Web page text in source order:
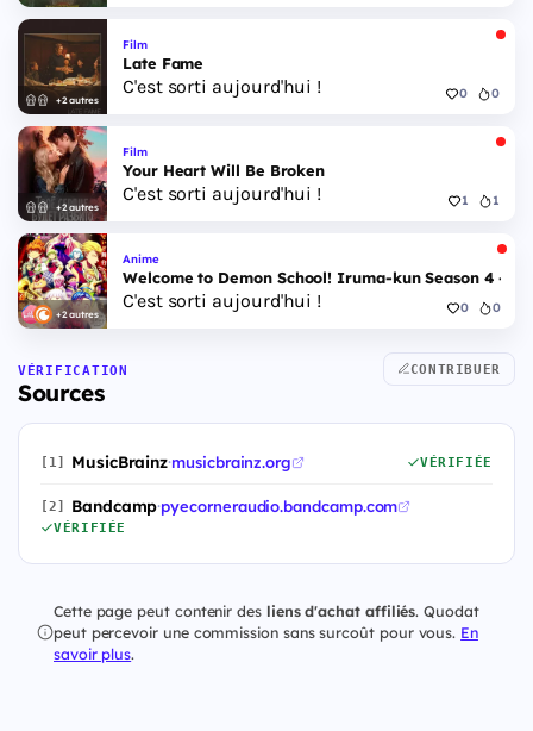
+2 autres
Film
Late Fame
C'est sorti aujourd'hui ! 0 0
+2 autres
Film
Your Heart Will Be Broken
C'est sorti aujourd'hui ! 1 1
+2 autres
Anime
Welcome to Demon School! Iruma-kun Season 4 -
C'est sorti aujourd'hui ! 0 0
VÉRIFICATION
Sources
CONTRIBUER
[1] MusicBrainz·musicbrainz.org VÉRIFIÉE
[2] Bandcamp·pyecorneraudio.bandcamp.com
VÉRIFIÉE
Cette page peut contenir des liens d'achat affiliés. Quodat
peut percevoir une commission sans surcoût pour vous. En
savoir plus.